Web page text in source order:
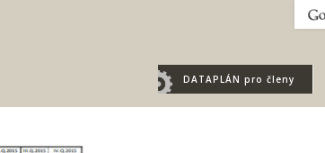
.
DATAPLÁN pro členy